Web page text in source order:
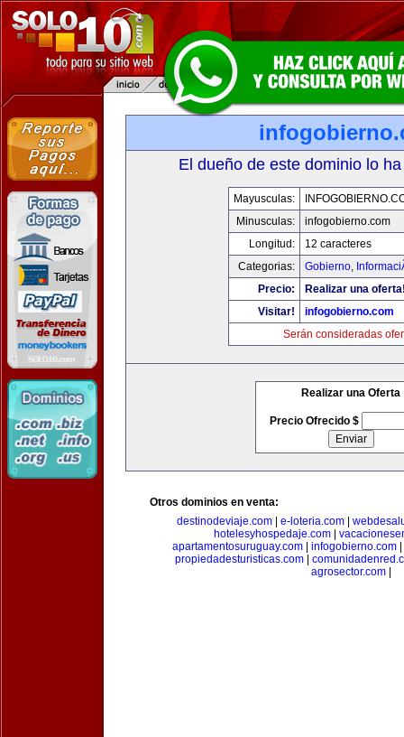
El dueño de este dominio lo
Mayusculas:
Minusculas:
infogobierno.com
Longitud:
12 caracteres
Categorias:
Gobierno,
Precio:
Realizar una
Visitar!
infogobierno.com
Serán consideradas
Realizar una Oferta
Precio Ofrecido $
Otros dominios en venta:
destinodeviaje.com
e-loteria.com
hotelesyhospedaje.com
apartamentosuruguay.com
infogobierno.com
propiedadesturisticas.com|
agrosector.com|